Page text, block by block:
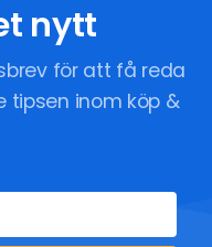
nytt
för att få reda
tipsen inom köp &